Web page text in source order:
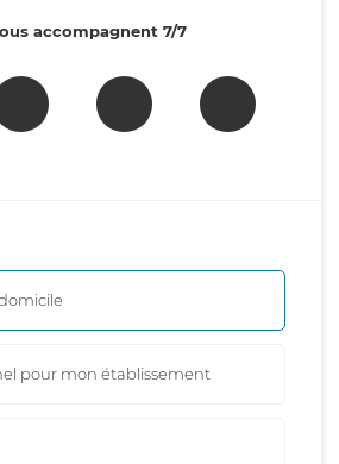
accompagnent 7/7
pour mon établissement